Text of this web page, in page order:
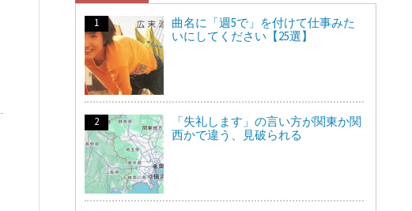
曲名に「週5で」を付けて仕事みた
いにしてください【25選】
「失礼します」の言い方が関東か関
西かで違う、見破られる